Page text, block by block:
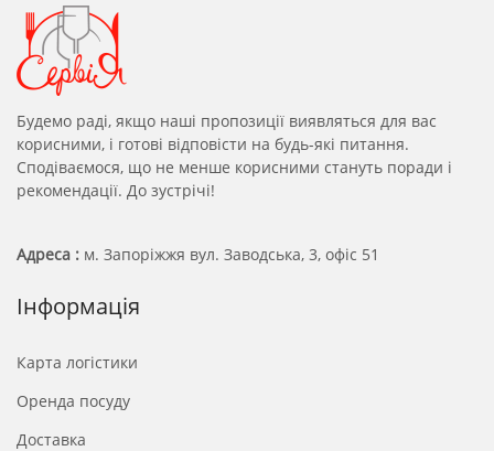
Будемо раді, якщо наші пропозиції виявляться для вас
корисними, і готові відповісти на будь-які питання.
Сподіваємося, що не менше корисними стануть поради і
рекомендації. До зустрічі!
Адреса : м. Запоріжжя вул. Заводська, 3, офіс 51
Інформація
Карта логістики
Оренда посуду
Доставка